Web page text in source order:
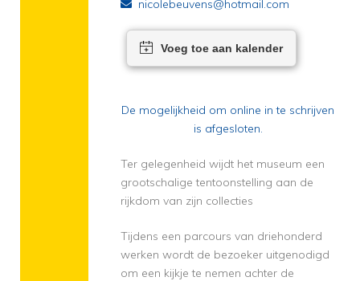
nicolebeuvens@hotmail.com
Voeg toe aan kalender
De mogelijkheid om online in te schrijven
is afgesloten.
Ter gelegenheid wijdt het museum een
grootschalige tentoonstelling aan de
rijkdom van zijn collecties
Tijdens een parcours van driehonderd
werken wordt de bezoeker uitgenodigd
om een kijkje te nemen achter de